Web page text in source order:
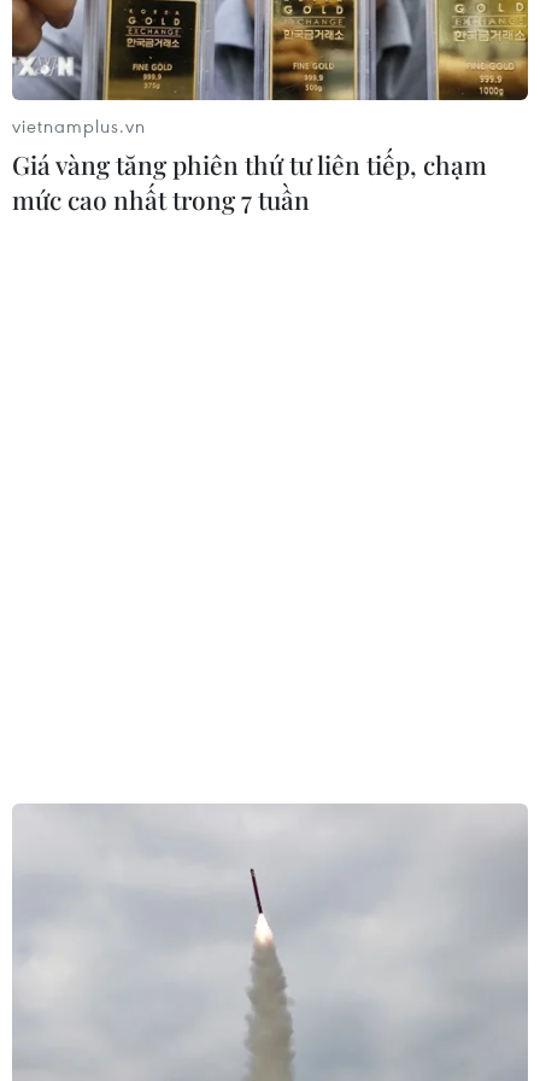
Đông Phi này.
một năm, không bao gồm viện trợ nhân đạo
Các biện pháp trừng phạt mới bao gồm việc hạn
chế Sudan tiếp cận tín dụng từ chính phủ Mỹ và
hạn chế xuất khẩu hàng hóa Mỹ sang quốc gia
Hôm 22/5, Washington đã đưa ra cáo buộc chính
vietnamplus.vn
Giá vàng tăng phiên thứ tư liên tiếp, chạm
mức cao nhất trong 7 tuần